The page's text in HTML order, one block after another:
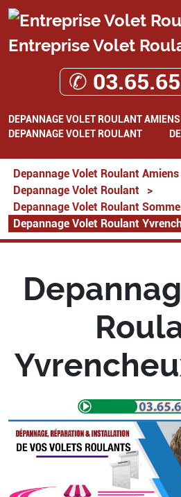
Entreprise Volet
✆
DEPANNAGE VOLET ROULANT AMIENS
DEPANNAGE VOLET ROULANT
Depannage Volet Roulant Amiens
Depannage Volet Roulant
>
Depannage Volet Roulant Somme
Depannage Volet Roulant